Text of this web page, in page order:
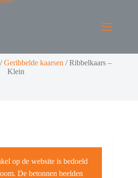
/Geribbelde kaarsen /Ribbelkaars –
Klein
op de website is bedoeld
De betonnen beelden